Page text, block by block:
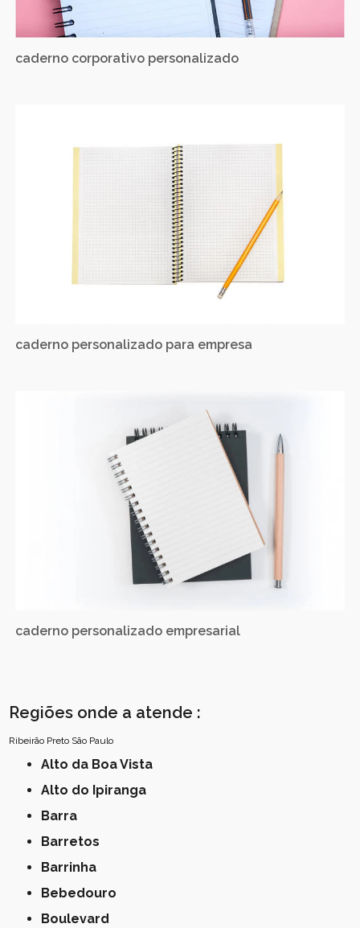
caderno corporativo personalizado
caderno personalizado para empresa
caderno personalizado empresarial
Regiões onde a atende :
Ribeirão Preto São Paulo
Alto da Boa Vista
Alto do Ipiranga
Barra
Barretos
Barrinha
Bebedouro
Boulevard